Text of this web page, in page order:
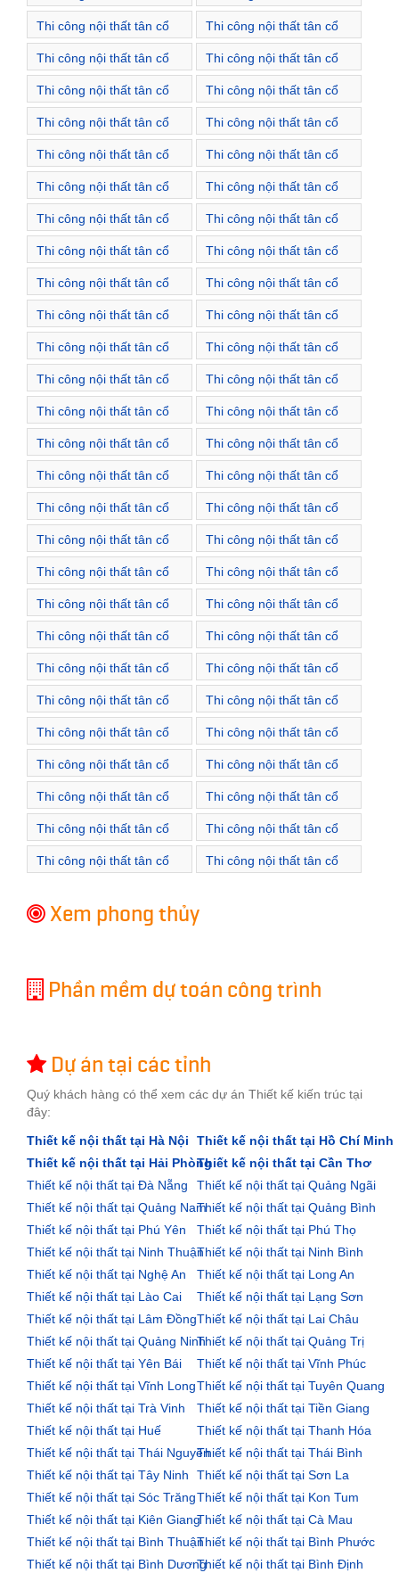
điển Xã Xuân Dương
điển Xã Đỗ Động
Thi công nội thất tân cổ
điển Thị trấn Sóc Sơn
Thi công nội thất tân cổ
điển Xã Bắc Phú
Thi công nội thất tân cổ
điển Xã Bắc Sơn
Thi công nội thất tân cổ
điển Xã Hồng Kỳ
Thi công nội thất tân cổ
điển Xã Hiền Ninh
Thi công nội thất tân cổ
điển Xã Kim Lũ
Thi công nội thất tân cổ
điển Xã Mai Đình
Thi công nội thất tân cổ
điển Xã Minh Phú
Thi công nội thất tân cổ
điển Xã Minh Trí
Thi công nội thất tân cổ
điển Xã Nam Sơn
Thi công nội thất tân cổ
điển Xã Phù Lỗ
Thi công nội thất tân cổ
điển Xã Phù Linh
Thi công nội thất tân cổ
điển Xã Phú Cường
Thi công nội thất tân cổ
điển Xã Phú Minh
Thi công nội thất tân cổ
điển Xã Quang Tiến
Thi công nội thất tân cổ
điển Xã Tân Dân
Thi công nội thất tân cổ
điển Xã Tân Hưng
Thi công nội thất tân cổ
điển Xã Tân Minh
Thi công nội thất tân cổ
điển Xã Thanh Xuân
Thi công nội thất tân cổ
điển Xã Tiên Dược
Thi công nội thất tân cổ
điển Xã Trung Giã
Thi công nội thất tân cổ
điển Xã Việt Long
Thi công nội thất tân cổ
điển Xã Xuân Giang
Thi công nội thất tân cổ
điển Xã Xuân Thu
Thi công nội thất tân cổ
điển Xã Đông Xuân
Thi công nội thất tân cổ
điển Xã Đức Hòa
Thi công nội thất tân cổ
điển Thị trấn Quốc Oai
Thi công nội thất tân cổ
điển Xã Cấn Hữu
Thi công nội thất tân cổ
điển Xã Cộng Hoà
Thi công nội thất tân cổ
điển Xã Hoà Thạch
Thi công nội thất tân cổ
điển Xã Liệp Tuyết
Thi công nội thất tân cổ
điển Xã Ngọc Liệp
Thi công nội thất tân cổ
điển Xã Ngọc Mỹ
Thi công nội thất tân cổ
điển Xã Nghĩa Hương
Thi công nội thất tân cổ
điển Xã Phú Cát
Thi công nội thất tân cổ
điển Xã Phú Mãn
Thi công nội thất tân cổ
điển Xã Phượng Cách
Thi công nội thất tân cổ
điển Xã Sài Sơn
Thi công nội thất tân cổ
điển Xã Tân Hoà
Thi công nội thất tân cổ
điển Xã Tân Phú
Thi công nội thất tân cổ
điển Xã Thạch Thán
Thi công nội thất tân cổ
điển Xã Tuyết Nghĩa
Thi công nội thất tân cổ
điển Xã Yên Sơn
Thi công nội thất tân cổ
điển Xã Đông Xuân
Thi công nội thất tân cổ
điển Xã Đông Yên
Thi công nội thất tân cổ
điển Xã Đại Thành
Thi công nội thất tân cổ
điển Xã Đồng Quang
Thi công nội thất tân cổ
điển Thị trấn Phúc Thọ
Thi công nội thất tân cổ
điển Xã Cẩm Đình
Thi công nội thất tân cổ
điển Xã Hát Môn
Thi công nội thất tân cổ
điển Xã Hiệp Thuận
Thi công nội thất tân cổ
điển Xã Liên Hiệp
Thi công nội thất tân cổ
Thi công nội thất tân cổ
Xem phong thủy
Phần mềm dự toán công trình
Dự án tại các tỉnh
Quý khách hàng có thể xem các dự án Thiết kế kiến trúc tại
đây:
Thiết kế nội thất tại Hà Nội
Thiết kế nội thất tại Hồ Chí Minh
Thiết kế nội thất tại Hải PhòngThiết kế nội thất tại Cần Thơ
Thiết kế nội thất tại Đà Nẵng
Thiết kế nội thất tại Quảng Ngãi
Thiết kế nội thất tại Quảng NamThiết kế nội thất tại Quảng Bình
Thiết kế nội thất tại Phú Yên
Thiết kế nội thất tại Phú Thọ
Thiết kế nội thất tại Ninh ThuậnThiết kế nội thất tại Ninh Bình
Thiết kế nội thất tại Nghệ An
Thiết kế nội thất tại Long An
Thiết kế nội thất tại Lào Cai
Thiết kế nội thất tại Lạng Sơn
Thiết kế nội thất tại Lâm ĐồngThiết kế nội thất tại Lai Châu
Thiết kế nội thất tại Quảng NinhThiết kế nội thất tại Quảng Trị
Thiết kế nội thất tại Yên Bái
Thiết kế nội thất tại Vĩnh Phúc
Thiết kế nội thất tại Vĩnh LongThiết kế nội thất tại Tuyên Quang
Thiết kế nội thất tại Trà Vinh
Thiết kế nội thất tại Tiền Giang
Thiết kế nội thất tại Huế
Thiết kế nội thất tại Thanh Hóa
Thiết kế nội thất tại Thái NguyênThiết kế nội thất tại Thái Bình
Thiết kế nội thất tại Tây Ninh
Thiết kế nội thất tại Sơn La
Thiết kế nội thất tại Sóc TrăngThiết kế nội thất tại Kon Tum
Thiết kế nội thất tại Kiên GiangThiết kế nội thất tại Cà Mau
Thiết kế nội thất tại Bình ThuậnThiết kế nội thất tại Bình Phước
Thiết kế nội thất tại Bình DươngThiết kế nội thất tại Bình Định